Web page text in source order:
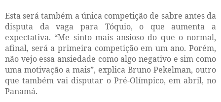
Esta será também a única competição de sabre antes da
disputa da vaga para Tóquio, o que aumenta a
expectativa. “Me sinto mais ansioso do que o normal,
afinal, será a primeira competição em um ano. Porém,
não vejo essa ansiedade como algo negativo e sim como
uma motivação a mais”, explica Bruno Pekelman, outro
que também vai disputar o Pré-Olímpico, em abril, no
Panamá.